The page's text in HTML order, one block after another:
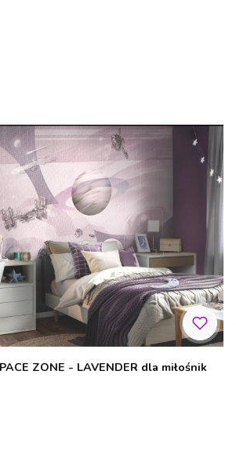
- LAVENDER dla miłośnik